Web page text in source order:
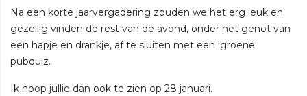
Na een korte jaarvergadering zouden we het erg leuk en
gezellig vinden de rest van de avond, onder het genot van
een hapje en drankje, af te sluiten met een 'groene'
pubquiz.
Ik hoop jullie dan ook te zien op 28 januari.